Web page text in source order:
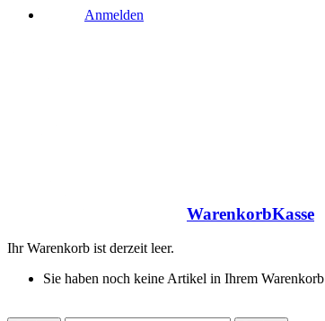
Anmelden
WarenkorbKasse
Ihr Warenkorb ist derzeit leer.
Sie haben noch keine Artikel in Ihrem Warenkorb